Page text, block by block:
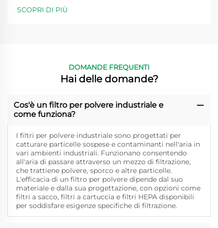
SCOPRI DI PIÙ
DOMANDE FREQUENTI
Hai delle domande?
Cos'è un filtro per polvere industriale e
come funziona?
I filtri per polvere industriale sono progettati per
catturare particelle sospese e contaminanti nell'aria in
vari ambienti industriali. Funzionano consentendo
all'aria di passare attraverso un mezzo di filtrazione,
che trattiene polvere, sporco e altre particelle.
L'efficacia di un filtro per polvere dipende dal suo
materiale e dalla sua progettazione, con opzioni come
filtri a sacco, filtri a cartuccia e filtri HEPA disponibili
per soddisfare esigenze specifiche di filtrazione.